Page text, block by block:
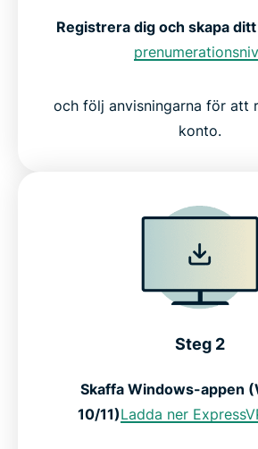
Registrera dig och skapa
och följ anvisningarna för att
konto.
Steg 2
Skaffa Windows-appen
10/11)Ladda ner